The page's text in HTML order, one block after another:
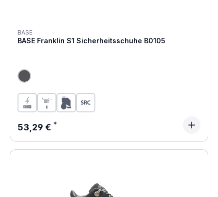
BASE
BASE Franklin S1 Sicherheitsschuhe B0105
Regulärer Preis:
53,29 €